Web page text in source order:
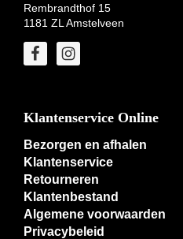
Rembrandthof 15
1181 ZL Amstelveen
Klantenservice Online
Bezorgen en afhalen
Klantenservice
Retourneren
Klantenbestand
Algemene voorwaarden
Privacybeleid